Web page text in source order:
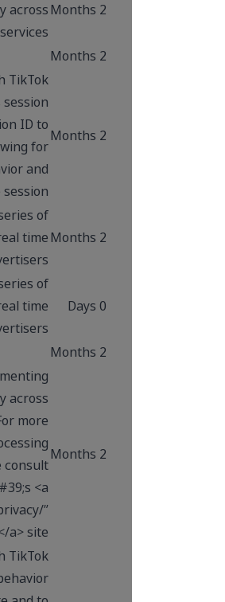
with advertisement
This cookie name is associated
which is used to enable TikTok Ads
tracking by assigning a unique
users who click on TikTok ads,
Used by Facebook to deliver a
advertisement products such as
Used by Facebook to deliver a
advertisement products such as
Used by Google AdSense for
websites using their services
information about Google&#39;s
href=”https://business.safety.google/
rel=”nofollow”>Privacy &amp;
This cookie name is associated
which is used to collect data about